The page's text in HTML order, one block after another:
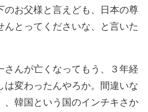
のお父様と言えども、日本の尊
とってくださいな、と言いた
んが亡くなってもう、３年経
変わったんやろか。間違いな
、韓国という国のインチキさか